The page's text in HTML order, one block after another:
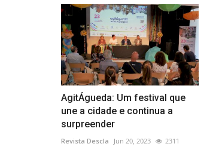
AgitÁgueda: Um festival que
une a cidade e continua a
surpreender
Revista Descla Jun 20, 2023 2311